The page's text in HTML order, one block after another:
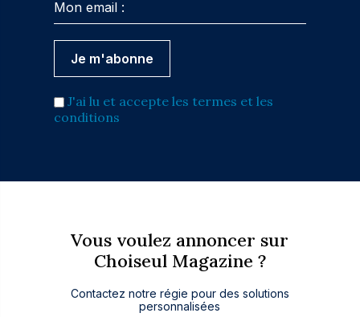
J'ai lu et accepte les termes et les
conditions
Vous voulez annoncer sur
Choiseul Magazine ?
Contactez notre régie pour des solutions
personnalisées